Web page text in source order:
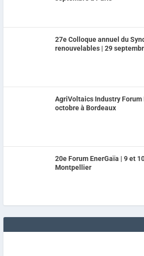
27e Colloque annuel du
renouvelables | 29
AgriVoltaics Industry Forum
octobre à Bordeaux
20e Forum EnerGaïa | 9 et
Montpellier